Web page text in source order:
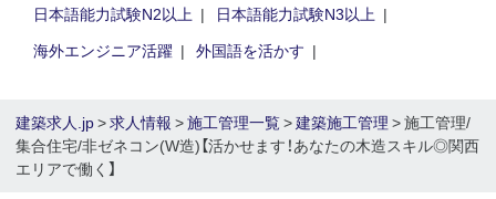
日本語能力試験N2以上
日本語能力試験N3以上
海外エンジニア活躍
外国語を活かす
建築求人.jp>求人情報 >施工管理一覧>建築施工管理 > 施工管理/
集合住宅/非ゼネコン(W造)【活かせます！あなたの木造スキル◎関西
エリアで働く】